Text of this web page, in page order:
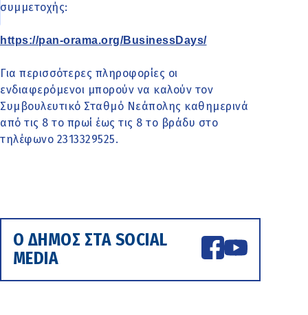
συμμετοχής:
https://pan-orama.org/BusinessDays/
Για περισσότερες πληροφορίες οι
ενδιαφερόμενοι μπορούν να καλούν τον
Συμβουλευτικό Σταθμό Νεάπολης καθημερινά
από τις 8 το πρωί έως τις 8 το βράδυ στο
τηλέφωνο 2313329525.
Ο ΔΗΜΟΣ ΣΤΑ SOCIAL
MEDIA